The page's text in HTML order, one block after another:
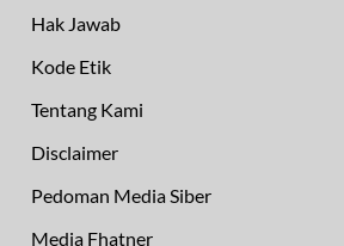
Hak Jawab
Kode Etik
Tentang Kami
Disclaimer
Pedoman Media Siber
Media Fhatner